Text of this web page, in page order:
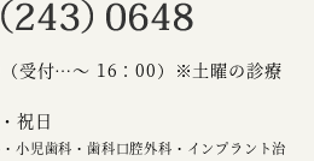
受付…～ 16：00）※土曜の診療
祝日
小児歯科・歯科口腔外科・インプラント治